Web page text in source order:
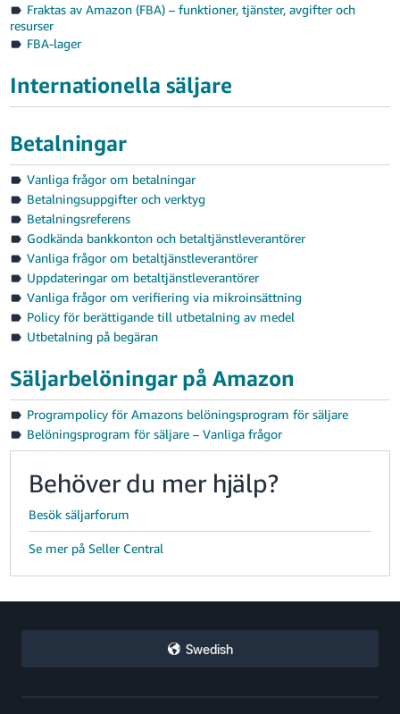
Fraktas av Amazon (FBA) – funktioner, tjänster, avgifter och
resurser
FBA-lager
Internationella säljare
Betalningar
Vanliga frågor om betalningar
Betalningsuppgifter och verktyg
Betalningsreferens
Godkända bankkonton och betaltjänstleverantörer
Vanliga frågor om betaltjänstleverantörer
Uppdateringar om betaltjänstleverantörer
Vanliga frågor om verifiering via mikroinsättning
Policy för berättigande till utbetalning av medel
Utbetalning på begäran
Säljarbelöningar på Amazon
Programpolicy för Amazons belöningsprogram för säljare
Belöningsprogram för säljare – Vanliga frågor
Behöver du mer hjälp?
Besök säljarforum
Se mer på Seller Central
Swedish